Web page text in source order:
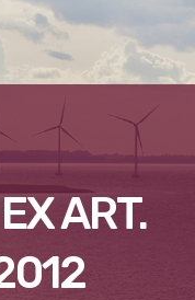
ART.